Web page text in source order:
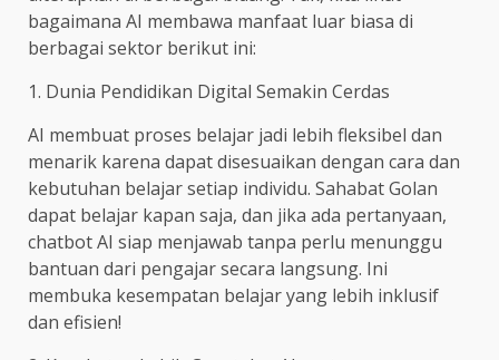
bagaimana AI membawa manfaat luar biasa di
berbagai sektor berikut ini:
1. Dunia Pendidikan Digital Semakin Cerdas
AI membuat proses belajar jadi lebih fleksibel dan
menarik karena dapat disesuaikan dengan cara dan
kebutuhan belajar setiap individu. Sahabat Golan
dapat belajar kapan saja, dan jika ada pertanyaan,
chatbot AI siap menjawab tanpa perlu menunggu
bantuan dari pengajar secara langsung. Ini
membuka kesempatan belajar yang lebih inklusif
dan efisien!